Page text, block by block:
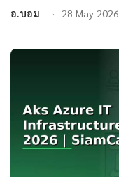
อ.บอม 28 May 2026